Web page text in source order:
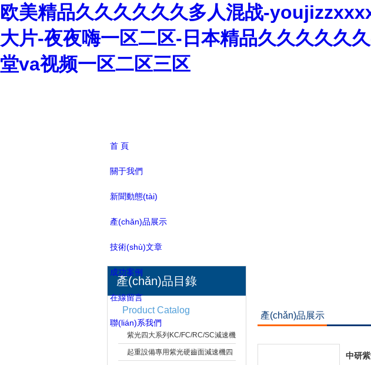
欧美精品久久久久久久多人混战-
大片-夜夜嗨一区二区-日本精品久久久久久
堂va视频一区二区三区
首 頁
關于我們
新聞動態(tài)
產(chǎn)品展示
技術(shù)文章
成功案例
在線留言
聯(lián)系我們
產(chǎn)品目錄
Product Catalog
齒面減速機
紫光四大系列KC/FC/RC/SC減速機
起重設備專用紫光硬齒面減速機四
產(chǎn)品展示
中研